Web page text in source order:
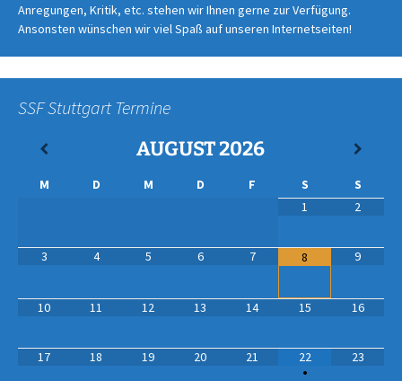
Anregungen, Kritik, etc. stehen wir Ihnen gerne zur Verfügung.
Ansonsten wünschen wir viel Spaß auf unseren Internetseiten!
SSF Stuttgart Termine
AUGUST2026
M D M D F S
S
1
2
3 4 5 6 7 8 9
10 11 12 13 14 15 16
17 18 19 20 21
22
•
23